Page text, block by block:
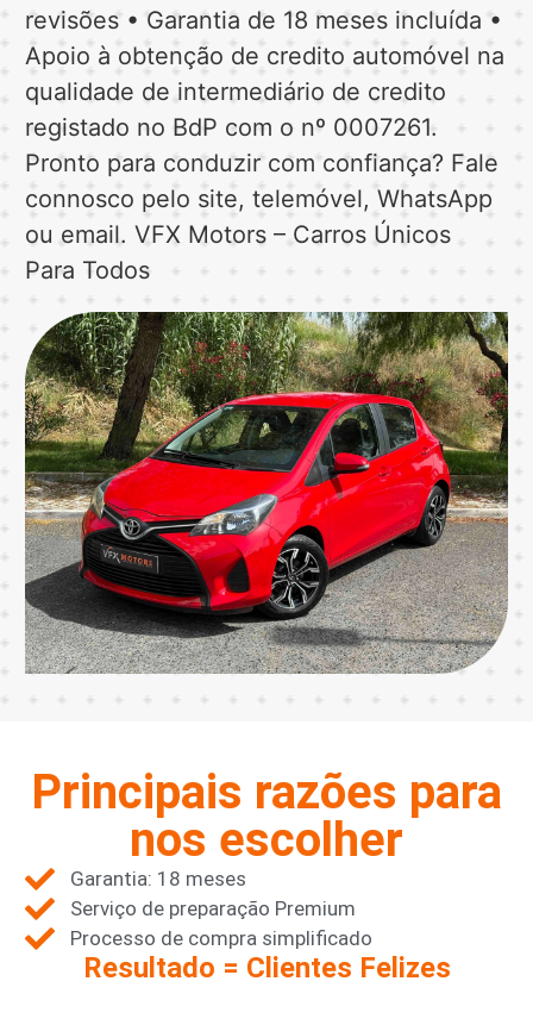
revisões • Garantia de 18 meses incluída •
Apoio à obtenção de credito automóvel na
qualidade de intermediário de credito
registado no BdP com o nº 0007261.
Pronto para conduzir com confiança? Fale
connosco pelo site, telemóvel, WhatsApp
ou email. VFX Motors – Carros Únicos
Para Todos
Principais razões para
nos escolher
Garantia: 18 meses
Serviço de preparação Premium
Processo de compra simplificado
Resultado = Clientes Felizes